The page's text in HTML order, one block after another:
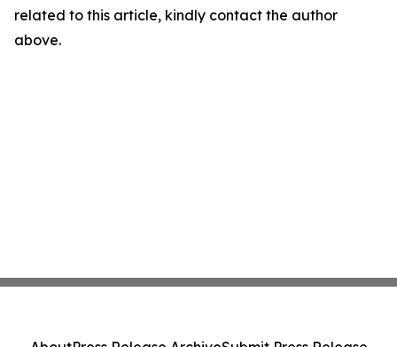
related to this article, kindly contact the author
above.